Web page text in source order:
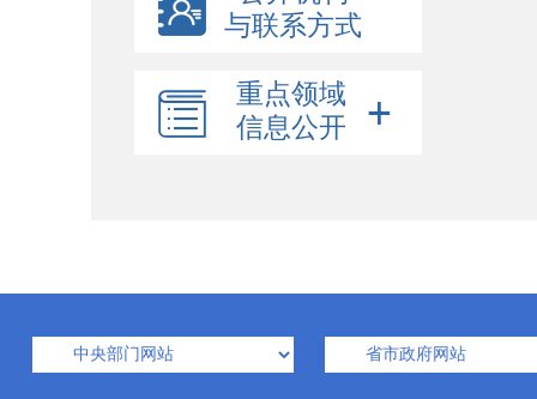
与联系方式
重点领域
信息公开